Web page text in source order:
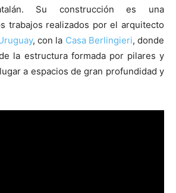
Su construcción es una
trabajos realizados por el arquitecto
, con la Casa Berlingieri, donde
la estructura formada por pilares y
a espacios de gran profundidad y